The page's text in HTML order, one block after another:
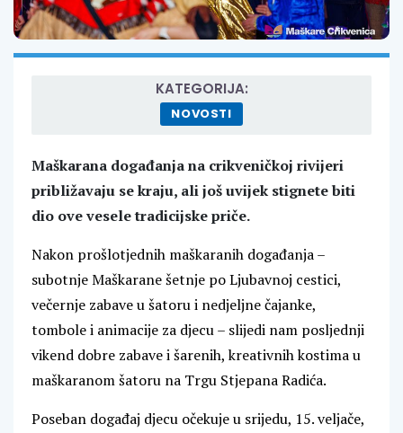
KATEGORIJA:
NOVOSTI
Maškarana događanja na crikveničkoj rivijeri
približavaju se kraju, ali još uvijek stignete biti
dio ove vesele tradicijske priče.
Nakon prošlotjednih maškaranih događanja –
subotnje Maškarane šetnje po Ljubavnoj cestici,
večernje zabave u šatoru i nedjeljne čajanke,
tombole i animacije za djecu – slijedi nam posljednji
vikend dobre zabave i šarenih, kreativnih kostima u
maškaranom šatoru na Trgu Stjepana Radića.
Poseban događaj djecu očekuje u srijedu, 15. veljače,